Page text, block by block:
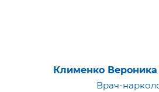
Клименко
Врач-